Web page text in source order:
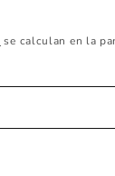
se calculan en la